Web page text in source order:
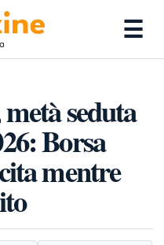
☰
seduta
Borsa
mentre